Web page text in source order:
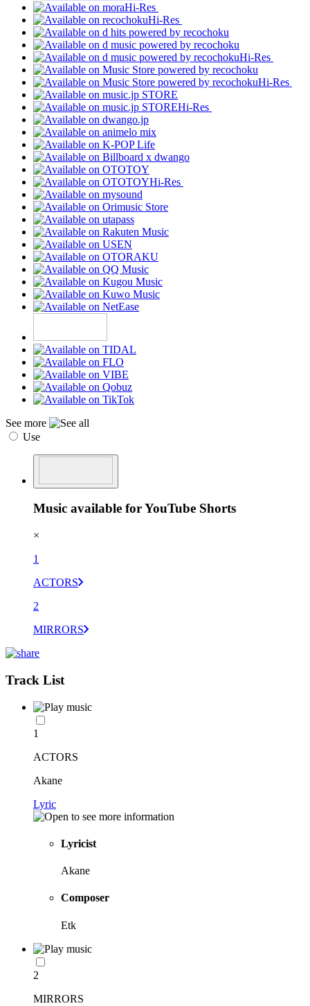
Hi-Res
Hi-Res
Hi-Res
Hi-Res
Hi-Res
Hi-Res
See more
Use
Music available for YouTube Shorts
×
1
ACTORS
2
MIRRORS
Track List
1
ACTORS
Akane
Lyric
Lyricist
Akane
Composer
Etk
2
MIRRORS